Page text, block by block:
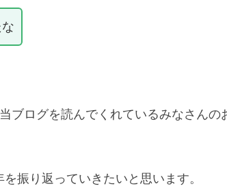
ブログを読んでくれているみなさんの
振り返っていきたいと思います。